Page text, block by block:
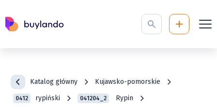
Katalog główny Kujawsko-pomorskie
0412 rypiński 041204_2 Rypin